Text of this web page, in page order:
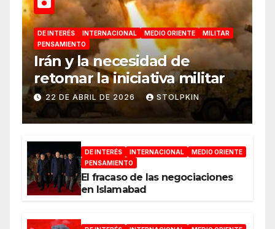
DE INTERÉS INTERNACIONAL MEDIO ORIENTE
MILITAR
PENSAMIENTO
Irán y la necesidad de
retomar la iniciativa militar
22 DE ABRIL DE 2026 STOLPKIN
DE INTERÉS INTERNACIONAL
MEDIO ORIENTE
PENSAMIENTO
El fracaso de las negociaciones
en Islamabad